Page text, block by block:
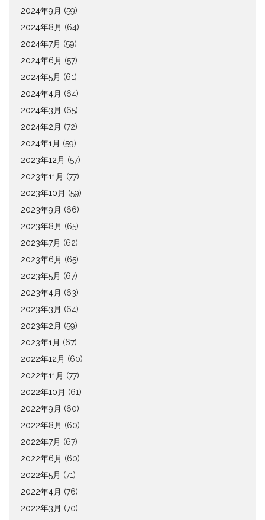
2024年9月 (59)
2024年8月 (64)
2024年7月 (59)
2024年6月 (57)
2024年5月 (61)
2024年4月 (64)
2024年3月 (65)
2024年2月 (72)
2024年1月 (59)
2023年12月 (57)
2023年11月 (77)
2023年10月 (59)
2023年9月 (66)
2023年8月 (65)
2023年7月 (62)
2023年6月 (65)
2023年5月 (67)
2023年4月 (63)
2023年3月 (64)
2023年2月 (59)
2023年1月 (67)
2022年12月 (60)
2022年11月 (77)
2022年10月 (61)
2022年9月 (60)
2022年8月 (60)
2022年7月 (67)
2022年6月 (60)
2022年5月 (71)
2022年4月 (76)
2022年3月 (70)